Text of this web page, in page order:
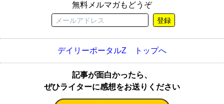
無料メルマガもどうぞ
登録
デイリーポータルZ トップへ
記事が面白かったら、
ぜひライターに感想をお送りください